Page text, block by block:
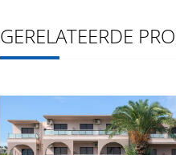
GERELATEERDE